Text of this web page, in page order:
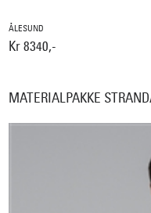
ÅLESUND
Kr 8340,-
MATERIALPAKKE